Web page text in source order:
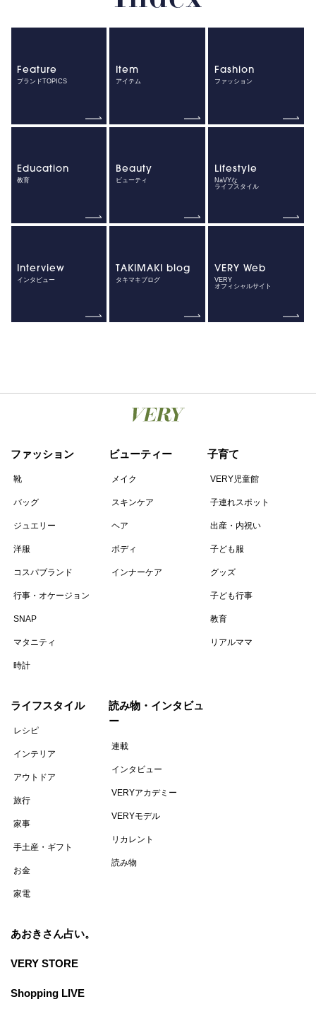
Feature
ブランドTOPICS
Item
アイテム
Fashion
ファッション
Education
教育
Beauty
ビューティ
Lifestyle
NaVYな
ライフスタイル
Interview
インタビュー
TAKIMAKI blog
タキマキブログ
VERY Web
VERY
オフィシャルサイト
ファッション
靴
バッグ
ジュエリー
洋服
コスパブランド
行事・オケージョン
SNAP
マタニティ
時計
ビューティー
メイク
スキンケア
ヘア
ボディ
インナーケア
子育て
VERY児童館
子連れスポット
出産・内祝い
子ども服
グッズ
子ども行事
教育
リアルママ
ライフスタイル
レシピ
インテリア
アウトドア
旅行
家事
手土産・ギフト
お金
家電
読み物・インタビュ
ー
連載
インタビュー
VERYアカデミー
VERYモデル
リカレント
読み物
あおきさん占い。
VERY STORE
Shopping LIVE